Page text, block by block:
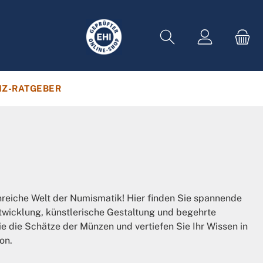
RATGEBER
Welt der Numismatik! Hier finden Sie spannende
künstlerische Gestaltung und begehrte
die Schätze der Münzen und vertiefen Sie Ihr Wissen in